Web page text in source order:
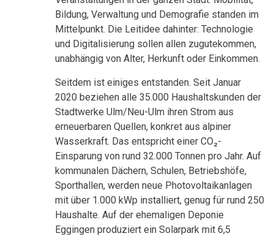
Bildung, Verwaltung und Demografie standen im
Mittelpunkt. Die Leitidee dahinter: Technologie
und Digitalisierung sollen allen zugutekommen,
unabhängig von Alter, Herkunft oder Einkommen.
Seitdem ist einiges entstanden. Seit Januar
2020 beziehen alle 35.000 Haushaltskunden der
Stadtwerke Ulm/Neu-Ulm ihren Strom aus
erneuerbaren Quellen, konkret aus alpiner
Wasserkraft. Das entspricht einer CO₂-
Einsparung von rund 32.000 Tonnen pro Jahr. Auf
kommunalen Dächern, Schulen, Betriebshöfe,
Sporthallen, werden neue Photovoltaikanlagen
mit über 1.000 kWp installiert, genug für rund 250
Haushalte. Auf der ehemaligen Deponie
Eggingen produziert ein Solarpark mit 6,5